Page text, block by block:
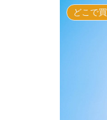
どこで